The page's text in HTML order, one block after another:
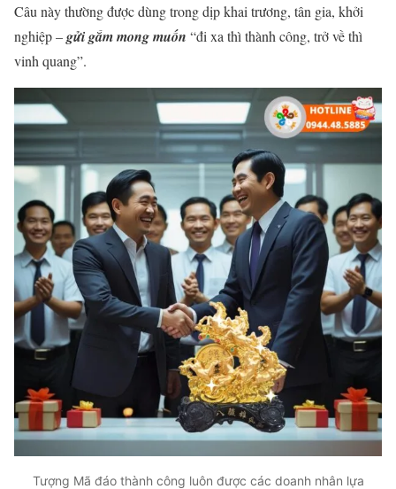
Câu này thường được dùng trong dịp khai trương, tân gia, khởi
nghiệp –gửi gắm mong muốn “đi xa thì thành công, trở về thì
vinh quang”.
Tượng Mã đáo thành công luôn được các doanh nhân lựa